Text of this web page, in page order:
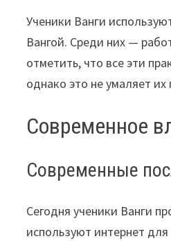
Ученики Ванги
Вангой. Среди них —
отметить, что все эти
однако это не умаляет
Современное
Современные
Сегодня ученики Ванги
используют интернет